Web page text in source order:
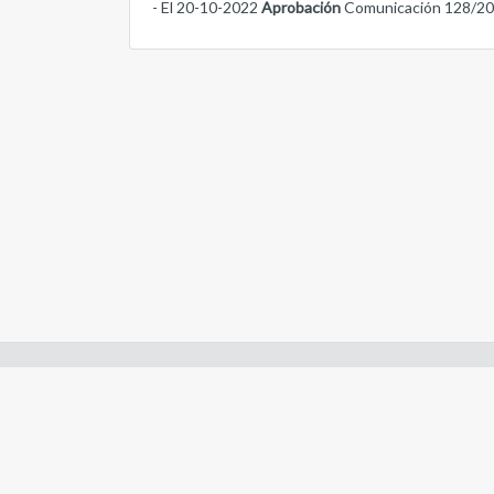
- El 20-10-2022 AprobaciónComunicación 128/